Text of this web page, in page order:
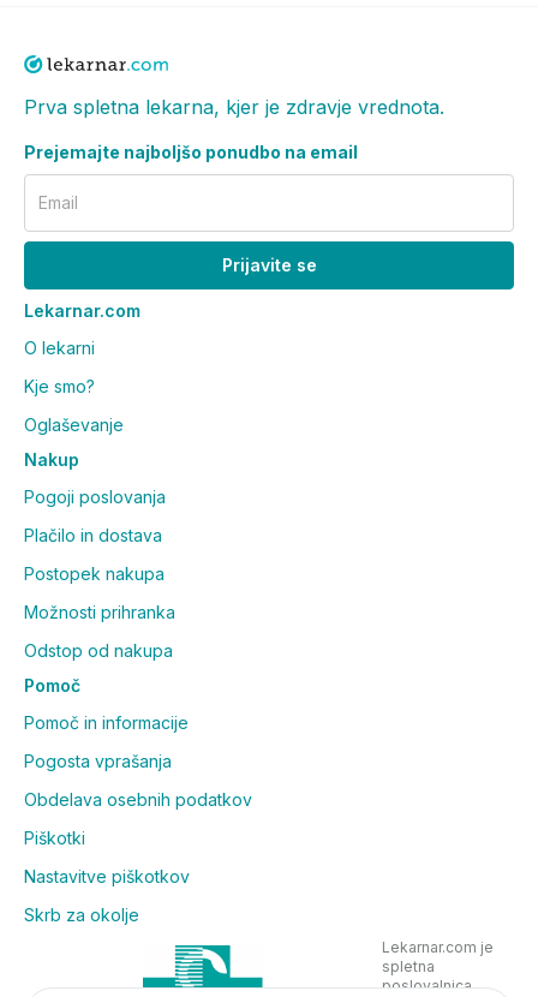
Prva spletna lekarna, kjer je zdravje vrednota.
Prejemajte najboljšo ponudbo na email
Email
Prijavite se
Lekarnar.com
O lekarni
Kje smo?
Oglaševanje
Nakup
Pogoji poslovanja
Plačilo in dostava
Postopek nakupa
Možnosti prihranka
Odstop od nakupa
Pomoč
Pomoč in informacije
Pogosta vprašanja
Obdelava osebnih podatkov
Piškotki
Nastavitve piškotkov
Skrb za okolje
Lekarnar.com je
spletna
poslovalnica